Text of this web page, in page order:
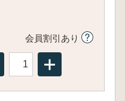
会員割引あり